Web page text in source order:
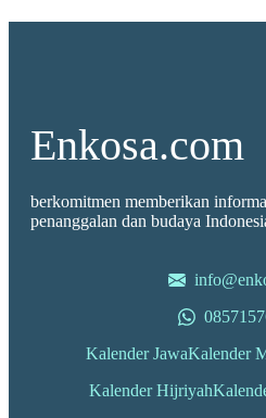
Enkosa.com
berkomitmen memberikan
penanggalan dan budaya
Kalender JawaKalender
Kalender Hijriyah